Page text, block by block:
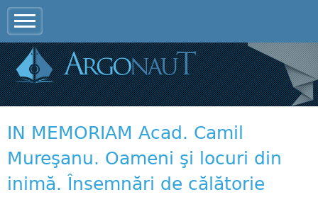
IN MEMORIAM Acad. Camil
Mureşanu. Oameni şi locuri din
inimă. Însemnări de călătorie